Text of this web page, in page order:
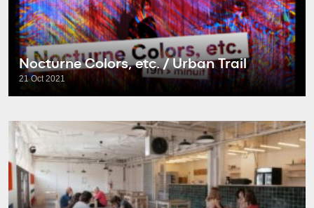
Nocturne Colors, etc. / Urban Trail
21 Oct 2021